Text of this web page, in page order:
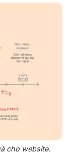
cho website.